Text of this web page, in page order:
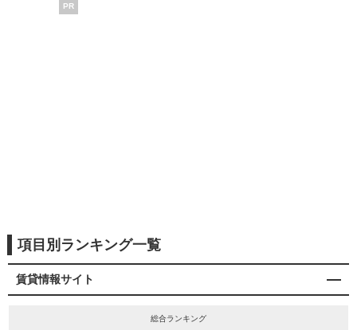
PR
項目別ランキング一覧
賃貸情報サイト
総合ランキング